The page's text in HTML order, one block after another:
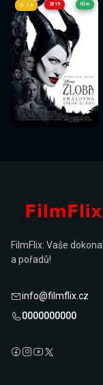
2019
Sledovat
nyní
7.3 Film
Sledovat
nyní
FilmFlix: Vaše
a pořadů!
info@filmflix.cz
0000000000